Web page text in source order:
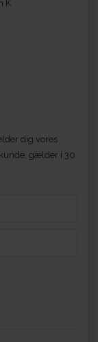
K
dig vores
gælder i 30